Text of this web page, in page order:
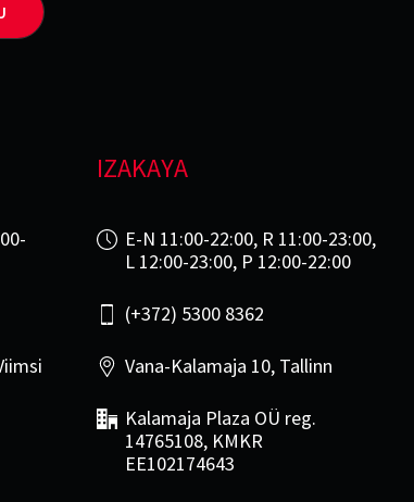
IZAKAYA
E-N 11:00-22:00, R 11:00-23:00,
L 12:00-23:00, P 12:00-22:00
(+372) 5300 8362
Vana-Kalamaja 10, Tallinn
Kalamaja Plaza OÜ reg.
14765108, KMKR
EE102174643